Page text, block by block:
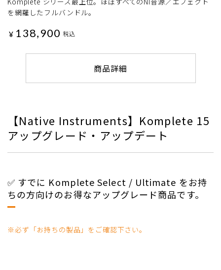
を網羅したフルバンドル。
¥ 138,900 税込
商品詳細
【Native Instruments】Komplete 15
アップグレード・アップデート
✅ すでに Komplete Select / Ultimate をお持
ちの方向けのお得なアップグレード商品です。
※必ず「お持ちの製品」をご確認下さい。